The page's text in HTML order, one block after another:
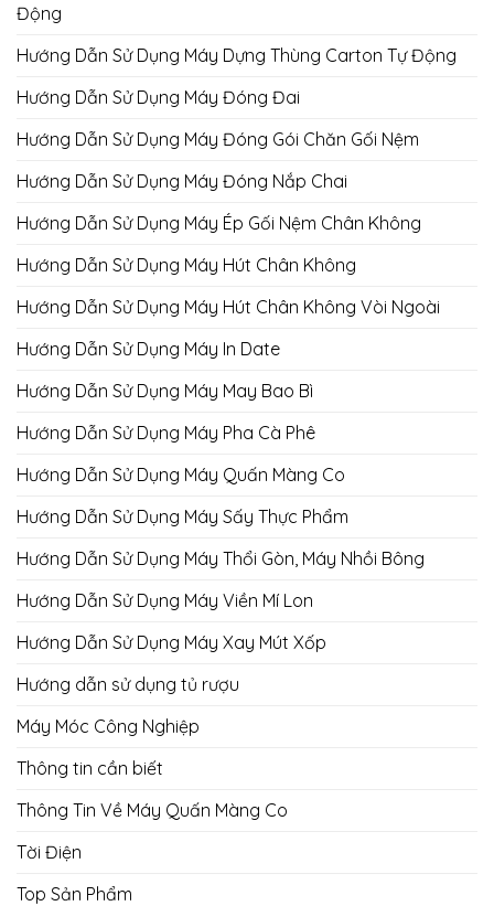
Động
Hướng Dẫn Sử Dụng Máy Dựng Thùng Carton Tự Động
Hướng Dẫn Sử Dụng Máy Đóng Đai
Hướng Dẫn Sử Dụng Máy Đóng Gói Chăn Gối Nệm
Hướng Dẫn Sử Dụng Máy Đóng Nắp Chai
Hướng Dẫn Sử Dụng Máy Ép Gối Nệm Chân Không
Hướng Dẫn Sử Dụng Máy Hút Chân Không
Hướng Dẫn Sử Dụng Máy Hút Chân Không Vòi Ngoài
Hướng Dẫn Sử Dụng Máy In Date
Hướng Dẫn Sử Dụng Máy May Bao Bì
Hướng Dẫn Sử Dụng Máy Pha Cà Phê
Hướng Dẫn Sử Dụng Máy Quấn Màng Co
Hướng Dẫn Sử Dụng Máy Sấy Thực Phẩm
Hướng Dẫn Sử Dụng Máy Thổi Gòn, Máy Nhồi Bông
Hướng Dẫn Sử Dụng Máy Viền Mí Lon
Hướng Dẫn Sử Dụng Máy Xay Mút Xốp
Hướng dẫn sử dụng tủ rượu
Máy Móc Công Nghiệp
Thông tin cần biết
Thông Tin Về Máy Quấn Màng Co
Tời Điện
Top Sản Phẩm